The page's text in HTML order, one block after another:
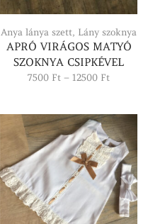
Anya lánya szett, Lány szoknya
APRÓ VIRÁGOS MATYÓ
SZOKNYA CSIPKÉVEL
7500 Ft – 12500 Ft
12500 Ft